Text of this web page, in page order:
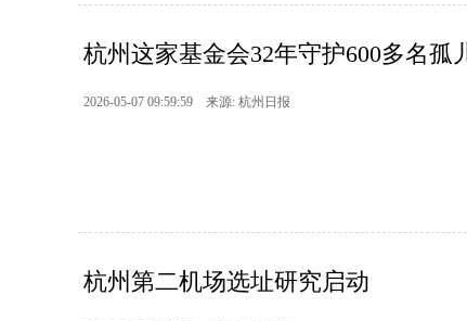
杭州这家基金会32年守护600多名孤
2026-05-07 09:59:59 来源: 杭州日报
杭州第二机场选址研究启动